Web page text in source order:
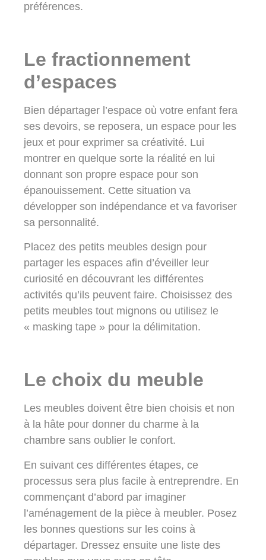
préférences.
Le fractionnement
d’espaces
Bien départager l’espace où votre enfant fera
ses devoirs, se reposera, un espace pour les
jeux et pour exprimer sa créativité. Lui
montrer en quelque sorte la réalité en lui
donnant son propre espace pour son
épanouissement. Cette situation va
développer son indépendance et va favoriser
sa personnalité.
Placez des petits meubles design pour
partager les espaces afin d’éveiller leur
curiosité en découvrant les différentes
activités qu’ils peuvent faire. Choisissez des
petits meubles tout mignons ou utilisez le
« masking tape » pour la délimitation.
Le choix du meuble
Les meubles doivent être bien choisis et non
à la hâte pour donner du charme à la
chambre sans oublier le confort.
En suivant ces différentes étapes, ce
processus sera plus facile à entreprendre. En
commençant d’abord par imaginer
l’aménagement de la pièce à meubler. Posez
les bonnes questions sur les coins à
départager. Dressez ensuite une liste des